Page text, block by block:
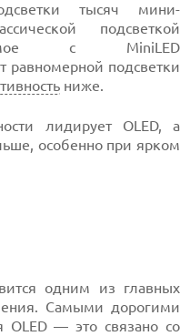
тысяч мини-
подсветкой
с MiniLED
равномерной подсветки
ниже.
лидирует OLED, а
особенно при ярком
одним из главных
Самыми дорогими
OLED — это связано со